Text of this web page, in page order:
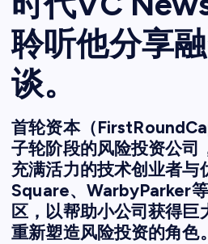
聆听他分享
谈。
首轮资本（
子轮阶段的风险投资公司
充满活力的技术创业者与
Square、WarbyParker
区，以帮助小公司获得巨
重新塑造风险投资的角色。